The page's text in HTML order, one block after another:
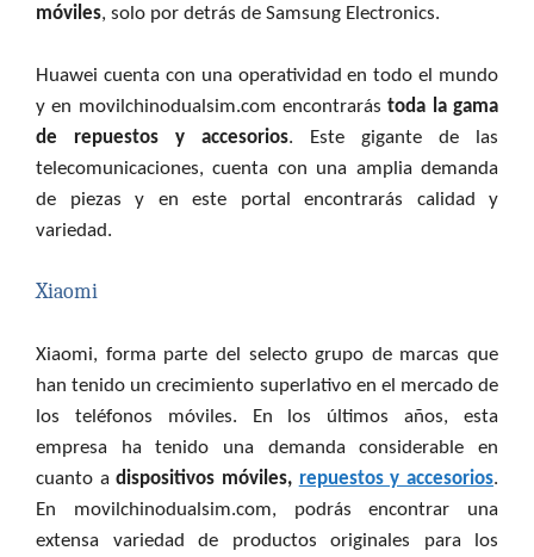
móviles, solo por detrás de Samsung Electronics.
Huawei cuenta con una operatividad en todo el mundo
y en movilchinodualsim.com encontrarástoda la gama
de repuestos y accesorios. Este gigante de las
telecomunicaciones, cuenta con una amplia demanda
de piezas y en este portal encontrarás calidad y
variedad.
Xiaomi
Xiaomi, forma parte del selecto grupo de marcas que
han tenido un crecimiento superlativo en el mercado de
los teléfonos móviles. En los últimos años, esta
empresa ha tenido una demanda considerable en
cuanto adispositivos móviles, repuestos y accesorios.
En movilchinodualsim.com, podrás encontrar una
extensa variedad de productos originales para los